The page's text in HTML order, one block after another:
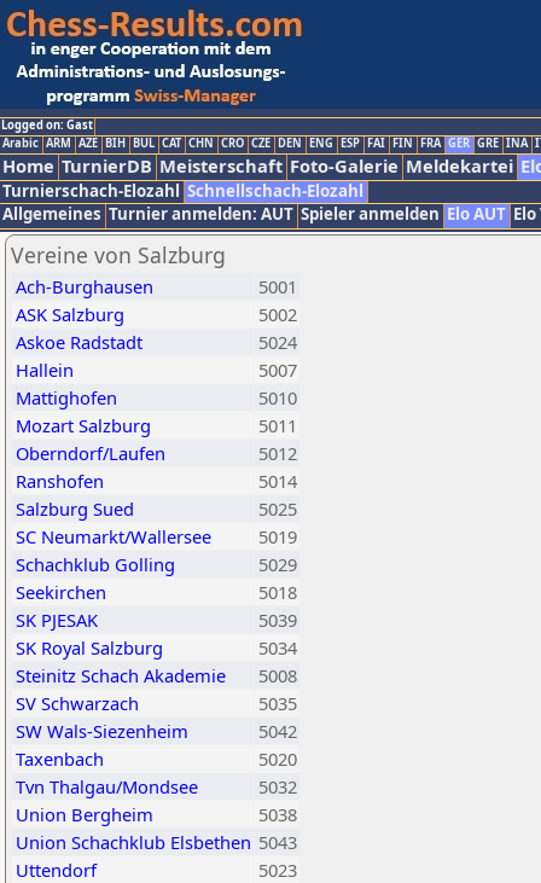
Logged on: Gast
Arabic ARM AZE BIH BUL CAT CHN CRO CZE DEN ENG ESP FAI FIN FRA GER GRE INA
Home TurnierDB Meisterschaft Foto-Galerie Meldekartei
Turnierschach-Elozahl Schnellschach-Elozahl
Allgemeines Turnier anmelden: AUT Spieler anmelden Elo AUT
Vereine von Salzburg
Ach-Burghausen
5001
ASK Salzburg
5002
Askoe Radstadt
5024
Hallein
5007
Mattighofen
5010
Mozart Salzburg
5011
Oberndorf/Laufen
5012
Ranshofen
5014
Salzburg Sued
5025
SC Neumarkt/Wallersee
5019
Schachklub Golling
5029
Seekirchen
5018
SK PJESAK
5039
SK Royal Salzburg
5034
Steinitz Schach Akademie
5008
SV Schwarzach
5035
SW Wals-Siezenheim
5042
Taxenbach
5020
Tvn Thalgau/Mondsee
5032
Union Bergheim
5038
Union Schachklub Elsbethen 5043
Uttendorf
5023